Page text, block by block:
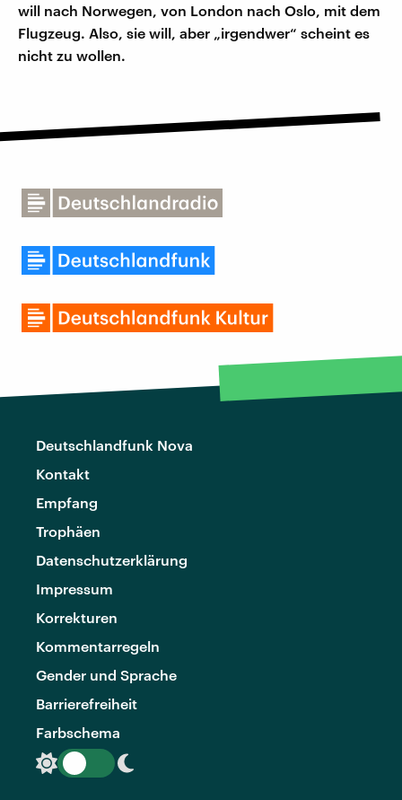
will nach Norwegen, von London nach Oslo, mit dem
Flugzeug. Also, sie will, aber „irgendwer“ scheint es
nicht zu wollen.
Deutschlandfunk Nova
Kontakt
Empfang
Trophäen
Datenschutzerklärung
Impressum
Korrekturen
Kommentarregeln
Gender und Sprache
Barrierefreiheit
Farbschema